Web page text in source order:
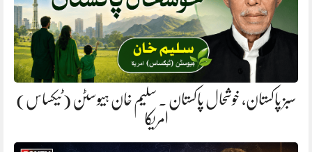
سبز پاکستان، خوشحال پاکستان . سلیم خان ہیوسٹن (ٹیکساس)
امریکا